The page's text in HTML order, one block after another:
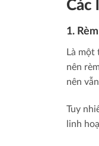
Các
1.
Là một
nên
nên
Tuy
linh